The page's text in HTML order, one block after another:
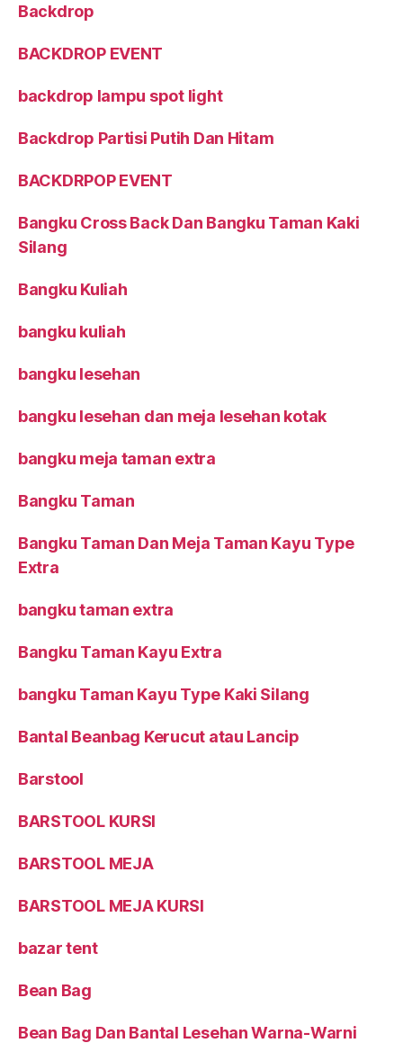
Backdrop
BACKDROP EVENT
backdrop lampu spot light
Backdrop Partisi Putih Dan Hitam
BACKDRPOP EVENT
Bangku Cross Back Dan Bangku Taman Kaki
Silang
Bangku Kuliah
bangku kuliah
bangku lesehan
bangku lesehan dan meja lesehan kotak
bangku meja taman extra
Bangku Taman
Bangku Taman Dan Meja Taman Kayu Type
Extra
bangku taman extra
Bangku Taman Kayu Extra
bangku Taman Kayu Type Kaki Silang
Bantal Beanbag Kerucut atau Lancip
Barstool
BARSTOOL KURSI
BARSTOOL MEJA
BARSTOOL MEJA KURSI
bazar tent
Bean Bag
Bean Bag Dan Bantal Lesehan Warna-Warni